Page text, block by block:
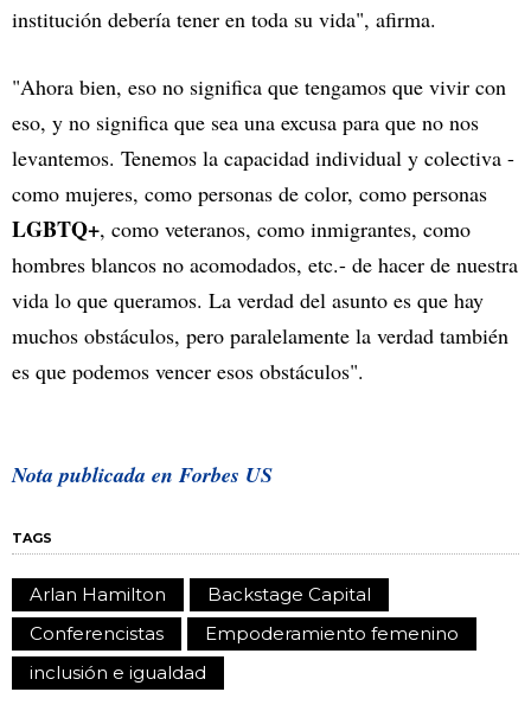
institución debería tener en toda su vida", afirma.
"Ahora bien, eso no significa que tengamos que vivir con
eso, y no significa que sea una excusa para que no nos
levantemos. Tenemos la capacidad individual y colectiva -
como mujeres, como personas de color, como personas
LGBTQ+, como veteranos, como inmigrantes, como
hombres blancos no acomodados, etc.- de hacer de nuestra
vida lo que queramos. La verdad del asunto es que hay
muchos obstáculos, pero paralelamente la verdad también
es que podemos vencer esos obstáculos".
Nota publicada en Forbes US
TAGS
Arlan Hamilton
Backstage Capital
Conferencistas
Empoderamiento femenino
inclusión e igualdad